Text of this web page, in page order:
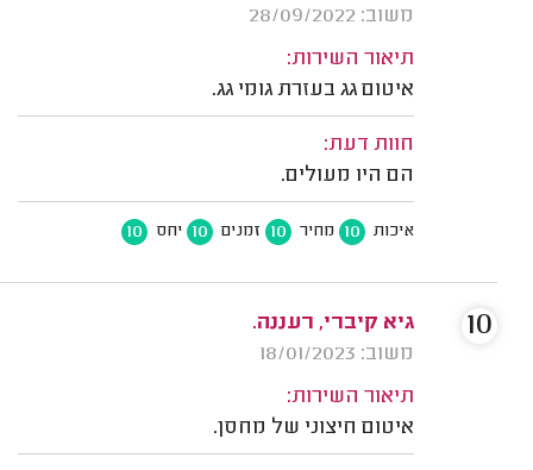
משוב: 28/09/2022
תיאור השירות:
איטום גג בעזרת גומי גג.
חוות דעת:
הם היו מעולים.
איכות 10 מחיר 10 זמנים 10 יחס 10
גיא קיברי, רעננה.
משוב: 18/01/2023
תיאור השירות:
איטום חיצוני של מחסן.
10